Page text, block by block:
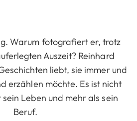
Warum fotografiert er, trotz
Auszeit? Reinhard
liebt, sie immer und
erzählen möchte. Es ist nicht
sein Leben und mehr als sein
Beruf.